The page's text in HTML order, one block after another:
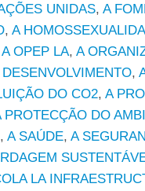
UNIDAS, A
, A
A OPEP LA, A
,
DO CO2, A
PROTECÇÃO DO
, A SAÚDE, A
LA